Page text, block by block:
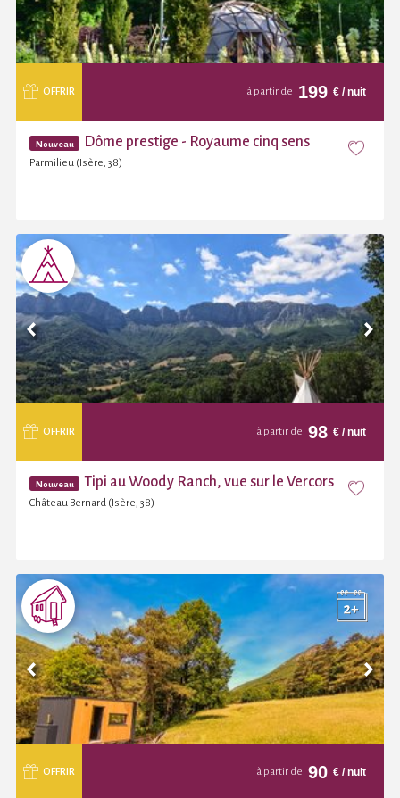
OFFRIR à partir de 199 € / nuit
Nouveau Dôme prestige - Royaume cinq sens
Parmilieu (Isère, 38)
OFFRIR à partir de 98 € / nuit
Nouveau Tipi au Woody Ranch, vue sur le Vercors
Château Bernard (Isère, 38)
OFFRIR à partir de 90 € / nuit